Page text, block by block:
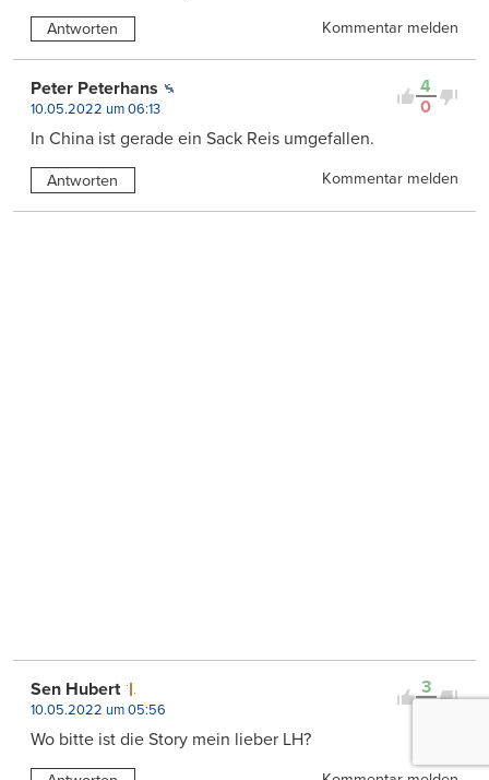
Antworten Kommentar melden
4
0
Peter Peterhans
10.05.2022 um 06:13
In China ist gerade ein Sack Reis umgefallen.
Antworten Kommentar melden
3
Sen Hubert
10.05.2022 um 05:56
Wo bitte ist die Story mein lieber LH?